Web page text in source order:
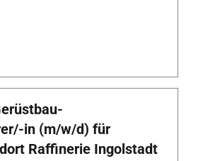
in (m/w/d) für
Raffinerie Ingolstadt